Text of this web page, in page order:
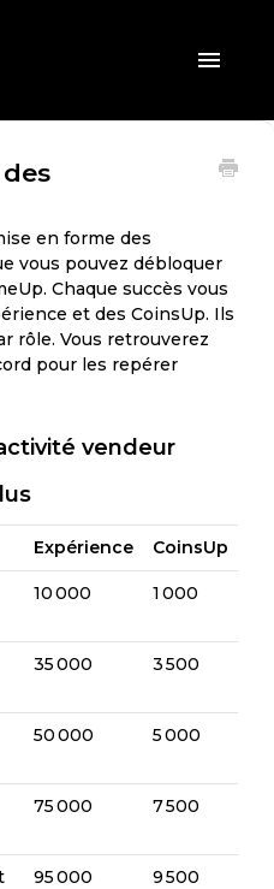
Toggle
en forme des
vous pouvez débloquer
Chaque succès vous
et des CoinsUp. Ils
rôle. Vous retrouverez
pour les repérer
vendeur
Expérience CoinsUp
10 000 1 000
35 000 3 500
50 000 5 000
75 000 7 500
95 000 9 500